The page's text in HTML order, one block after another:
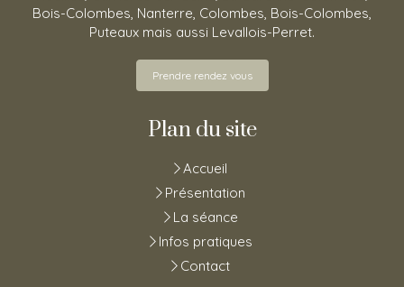
Bois-Colombes, Nanterre, Colombes, Bois-Colombes,
Puteaux mais aussi Levallois-Perret.
Prendre rendez vous
Plan du site
Accueil
Présentation
La séance
Infos pratiques
Contact